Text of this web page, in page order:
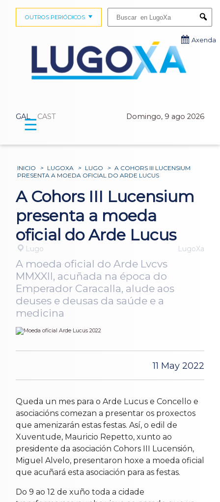
GAL CAST Domingo, 9 ago 2026
OUTROS PERIÓDICOS
Axenda
☰
INICIO > LUGOXA > LUGO > A COHORS III LUCENSIUM
PRESENTA A MOEDA OFICIAL DO ARDE LUCUS
A Cohors III Lucensium
presenta a moeda
oficial do Arde Lucus
Lugo LugoXa
A moeda oficial do Arde Lvcvs
MMXXII, acuñada na época do
Emperador Caracalla, alude aos
deuses e deusas da saúde e a
medicina
11 May 2022
Queda un mes para o Arde Lucus e Concello e
asociacións comezan a presentar os proxectos
que amenizarán estas festas. Así, o edil de
Xuventude, Mauricio Repetto, xunto ao
presidente da asociación Cohors III Lucensión,
Miguel Alvelo, presentaron hoxe a moeda oficial
que acuñará esta asociación para as festas.
Do 9 ao 12 de xuño toda a cidade